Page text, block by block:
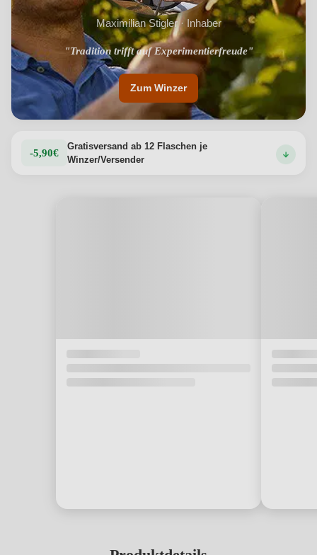
Maximilian Stigler · Inhaber
"Tradition trifft auf Experimentierfreude"
"Beste Lagen am Kaiserstuhl"
Zum Winzer
-5,90€
Gratisversand ab 12 Flaschen je
Winzer/Versender